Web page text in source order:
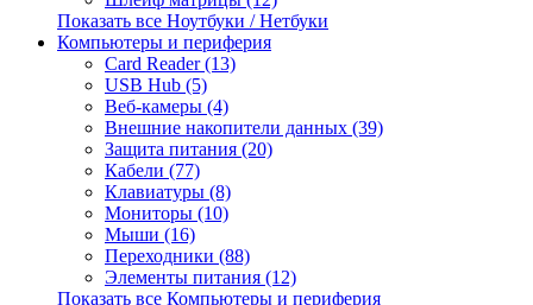
Показать все Ноутбуки / Нетбуки
Компьютеры и периферия
Card Reader (13)
USB Hub (5)
Веб-камеры (4)
Внешние накопители данных (39)
Защита питания (20)
Кабели (77)
Клавиатуры (8)
Мониторы (10)
Мыши (16)
Переходники (88)
Элементы питания (12)
Показать все Компьютеры и периферия